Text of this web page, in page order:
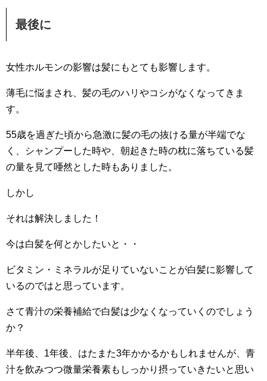
最後に
女性ホルモンの影響は髪にもとても影響します。
薄毛に悩まされ、髪の毛のハリやコシがなくなってきま
す。
55歳を過ぎた頃から急激に髪の毛の抜ける量が半端でな
く、シャンプーした時や、朝起きた時の枕に落ちている髪
の量を見て唖然とした時もありました。
しかし
それは解決しました！
今は白髪を何とかしたいと・・
ビタミン・ミネラルが足りていないことが白髪に影響して
いるのではと思っています。
さて青汁の栄養補給で白髪は少なくなっていくのでしょう
か？
半年後、1年後、はたまた3年かかるかもしれませんが、青
汁を飲みつつ微量栄養素もしっかり摂っていきたいと思い